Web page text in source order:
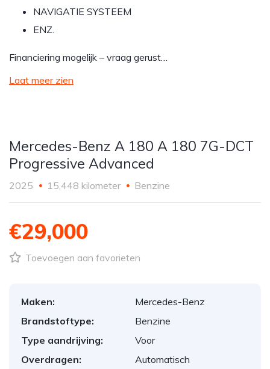
NAVIGATIE SYSTEEM
ENZ.
Financiering mogelijk – vraag gerust…
Laat meer zien
Mercedes-Benz A 180 A 180 7G-DCT
Progressive Advanced
2025 15,448 kilometer Benzine
€29,000
Toevoegen aan favorieten
Maken:
Mercedes-Benz
Brandstoftype:
Benzine
Type aandrijving:
Voor
Overdragen:
Automatisch